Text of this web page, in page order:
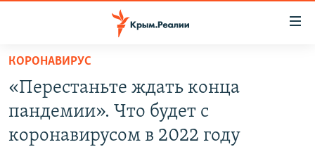
Вернуться
основному
содержанию
СПЕЦПРОЕКТЫ
КОРОНАВИРУС
«Перестаньте ждать конца
пандемии». Что будет с
коронавирусом в 2022 году